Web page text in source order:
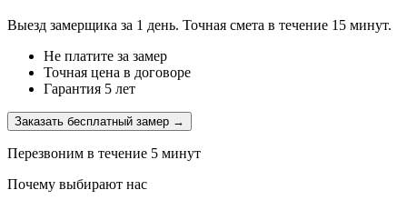
Выезд замерщика за 1 день. Точная смета в течение 15 минут.
Не платите за замер
Точная цена в договоре
Гарантия 5 лет
Заказать бесплатный замер →
Перезвоним в течение 5 минут
Почему выбирают нас